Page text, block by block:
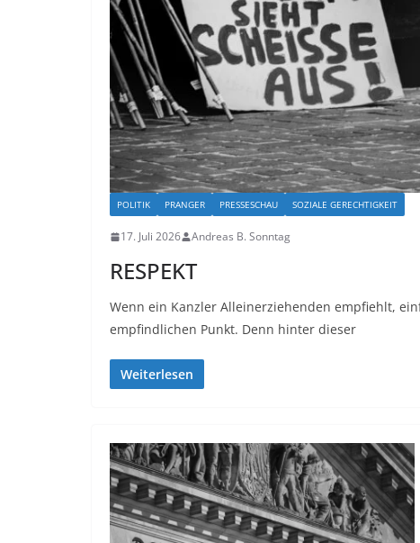
POLITIK PRANGER PRESSESCHAU SOZIALE GERECHTIGKEIT
17. Juli 2026 Andreas B. Sonntag
RESPEKT
Wenn ein Kanzler Alleinerziehenden empfiehlt,
empfindlichen Punkt. Denn hinter dieser
Weiterlesen